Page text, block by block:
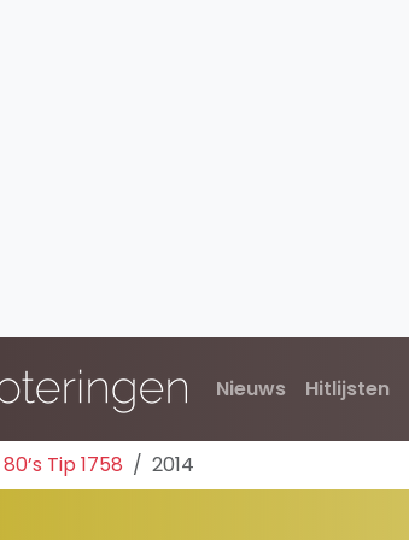
Nieuws Hitlijsten
80’s Tip 1758 2014